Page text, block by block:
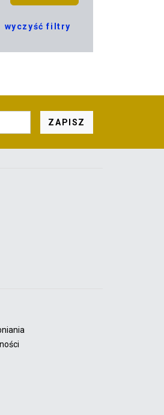
wyczyść filtry
ZAPISZ